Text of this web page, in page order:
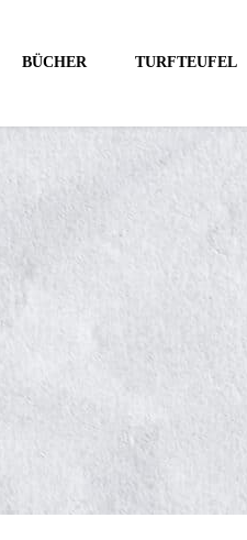
BÜCHER TURFTEUFEL